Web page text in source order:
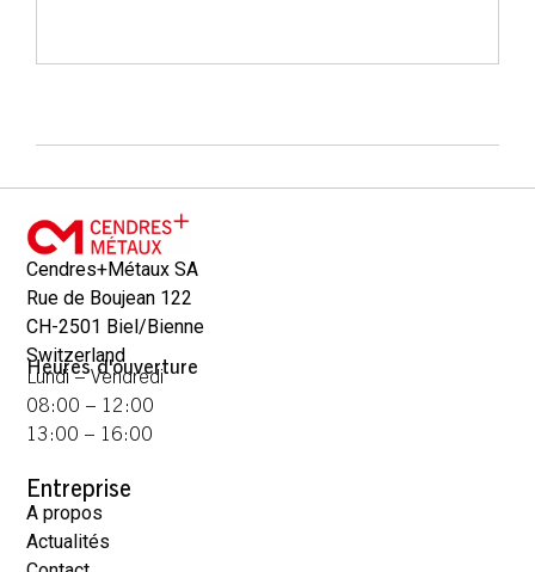
Cendres+Métaux SA
Rue de Boujean 122
CH-2501 Biel/Bienne
Switzerland
Heures d'ouverture
Lundi – Vendredi
08:00 – 12:00
13:00 – 16:00
Entreprise
A propos
Actualités